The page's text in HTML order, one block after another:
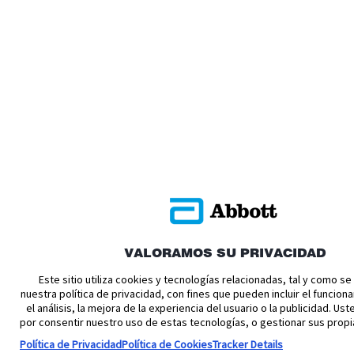
VALORAMOS SU PRIVACIDAD
Este sitio utiliza cookies y tecnologías relacionadas, tal y como
nuestra política de privacidad, con fines que pueden incluir el
el análisis, la mejora de la experiencia del usuario o la publicidad.
por consentir nuestro uso de estas tecnologías, o gestionar sus
Política de PrivacidadPolítica de CookiesTracker Details